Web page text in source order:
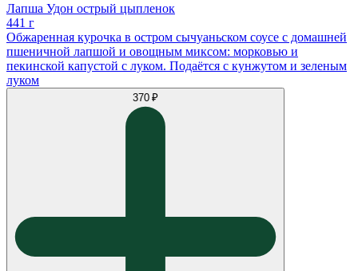
Лапша Удон острый цыпленок
441 г
Обжаренная курочка в остром сычуаньском соусе с домашней
пшеничной лапшой и овощным миксом: морковью и
пекинской капустой с луком. Подаётся с кунжутом и зеленым
луком
370 ₽